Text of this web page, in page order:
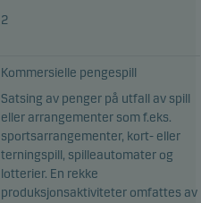
2
Kommersielle pengespill
Satsing av penger på utfall av spill
eller arrangementer som f.eks.
sportsarrangementer, kort- eller
terningspill, spilleautomater og
lotterier. En rekke
produksjonsaktiviteter omfattes av